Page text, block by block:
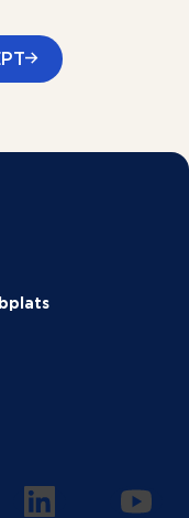
i en ny flik)
(öppnas i en ny